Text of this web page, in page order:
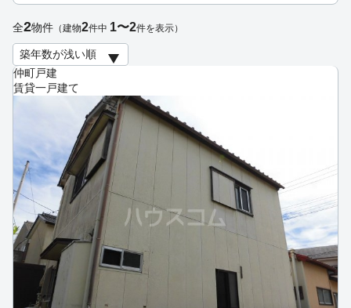
仲町戸建
賃貸一戸建て
全2物件 （建物2件中 1〜2件を表示）